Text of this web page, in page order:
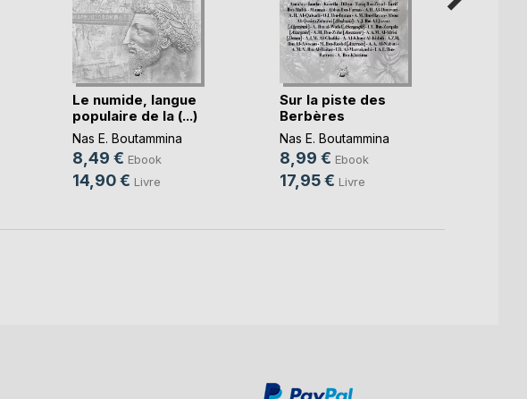
Le numide, langue
populaire de la (...)
Nas E. Boutammina
8,49 € Ebook
14,90 € Livre
Sur la piste des
Berbères
Nas E. Boutammina
8,99 € Ebook
17,95 € Livre